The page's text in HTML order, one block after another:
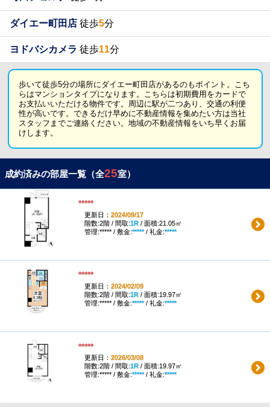
ダイエー町田店 徒歩5分
ヨドバシカメラ 徒歩11分
歩いて徒歩5分の場所にダイエー町田店があるのもポイント。こち
らはマンションタイプになります。こちらは初期費用をカードで
お支払いいただける物件です。周辺に駅が二つあり、交通の利便
性が高いです。できるだけ早めに不動産情報を集めたい方は当社
スタッフまでご連絡ください。地域の不動産情報をいち早くお届
けします。
成約済みの部屋一覧（全25室）
*****
更新日： 2024/09/17
階数:2階 / 間取:1R/ 面積:21.05㎡
管理:***** / 敷金:*****/ 礼金:*****
*****
更新日： 2024/02/09
階数:2階 / 間取:1R/ 面積:19.97㎡
管理:***** / 敷金:*****/ 礼金:*****
*****
更新日： 2026/03/08
階数:2階 / 間取:1R/ 面積:19.97㎡
管理:***** / 敷金:*****/ 礼金:*****